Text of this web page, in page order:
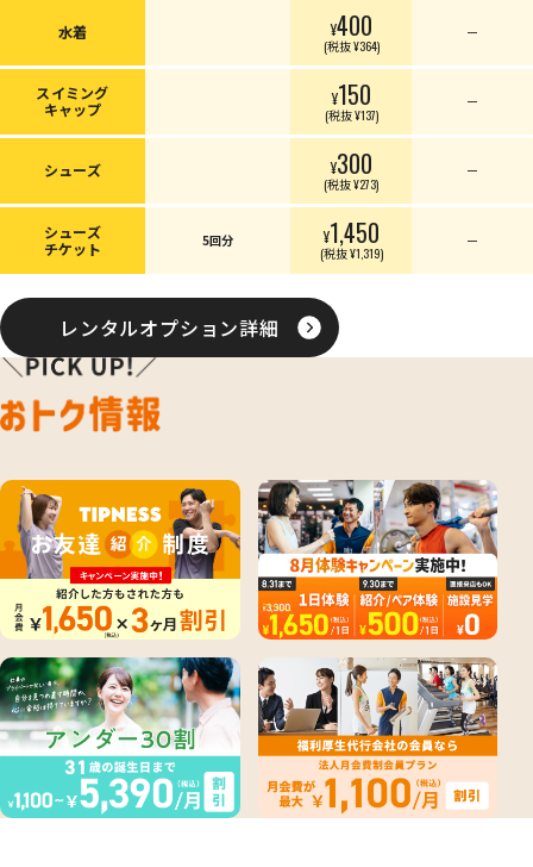
水着 ¥400
(税抜 ¥364)
ー
スイミング
キャップ
¥150
(税抜 ¥137)
ー
シューズ ¥300
(税抜 ¥273)
ー
シューズ
チケット
5回分 ¥1,450
(税抜 ¥1,319)
ー
レンタルオプション詳細